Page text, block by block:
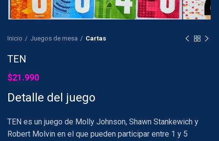
Inicio Juegos de mesa Cartas
TEN
$21.990
Detalle del juego
TEN es un juego de Molly Johnson, Shawn Stankewich y
Robert Molvin en el que pueden participar entre 1 y 5